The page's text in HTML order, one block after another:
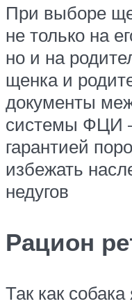
При выборе
не только на
но и на
щенка и
документы
системы ФЦИ
гарантией
избежать
недугов
Рацион
Так как